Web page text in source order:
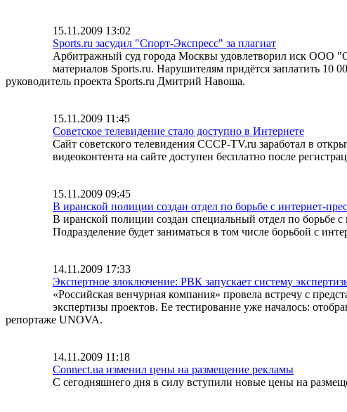
15.11.2009 13:02
Sports.ru засудил "Спорт-Экспресс" за плагиат
Арбитражный суд города Москвы удовлетворил иск ООО
материалов Sports.ru. Нарушителям придётся заплатить
руководитель проекта Sports.ru Дмитрий Навоша.
15.11.2009 11:45
Советское телевидение стало доступно в Интернете
Сайт советского телевидения CCCP-TV.ru заработал в
видеоконтента на сайте доступен бесплатно после
15.11.2009 09:45
В иранской полиции создан отдел по борьбе с интернет-
В иранской полиции создан специальный отдел по борьбе
Подразделение будет заниматься в том числе борьбой с
14.11.2009 17:33
Экспертное злоключение: РВК запускает систему
«Российская венчурная компания» провела встречу с
экспертизы проектов. Ее тестирование уже началось:
репортаже UNOVA.
14.11.2009 11:18
Connect.ua изменил цены на размещение рекламы
С сегодняшнего дня в силу вступили новые цены на